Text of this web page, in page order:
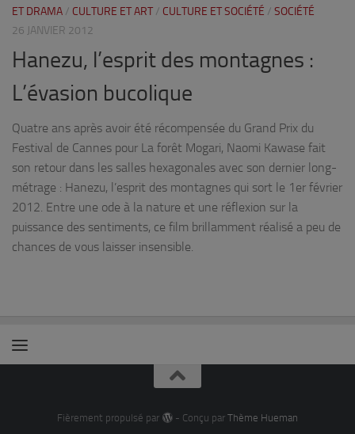
ET DRAMA / CULTURE ET ART / CULTURE ET SOCIÉTÉ / SOCIÉTÉ
26 JANVIER 2012
Hanezu, l’esprit des montagnes :
L’évasion bucolique
Quatre ans après avoir été récompensée du Grand Prix du
Festival de Cannes pour La forêt Mogari, Naomi Kawase fait
son retour dans les salles hexagonales avec son dernier long-
métrage : Hanezu, l’esprit des montagnes qui sort le 1er février
2012. Entre une ode à la nature et une réflexion sur la
puissance des sentiments, ce film brillamment réalisé a peu de
chances de vous laisser insensible.
Fièrement propulsé par - Conçu par Thème Hueman